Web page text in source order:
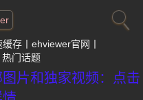
缓存
ehviewer官网
热门话题
片和独家视频：点击